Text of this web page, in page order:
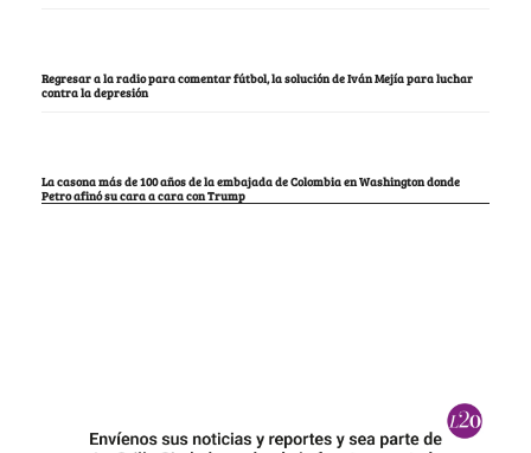
Regresar a la radio para comentar fútbol, la solución de Iván Mejía para luchar
contra la depresión
La casona más de 100 años de la embajada de Colombia en Washington donde
Petro afinó su cara a cara con Trump